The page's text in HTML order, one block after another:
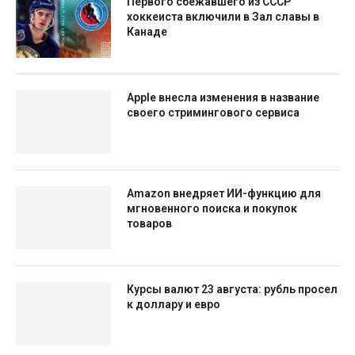
хоккеиста включили в Зал славы в
Канаде
Apple внесла изменения в название
своего стримингового сервиса
Amazon внедряет ИИ-функцию для
мгновенного поиска и покупок
товаров
Курсы валют 23 августа: рубль просел
к доллару и евро